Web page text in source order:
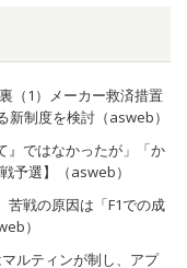
（1）メーカー救済措置
新制度を検討（asweb）
』ではなかったが」「か
予選】（asweb）
苦戦の原因は「F1での成
）
ルティンが制し、アプ